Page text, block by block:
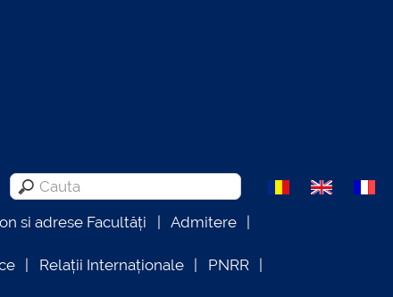
si adrese Facultăți Admitere
Relații Internaționale PNRR